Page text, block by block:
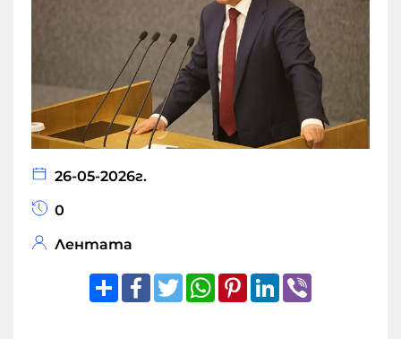
26-05-2026г.
0
Лентата
ShareFacebook
TwitterWhatsApp
Pinterest
LinkedIn